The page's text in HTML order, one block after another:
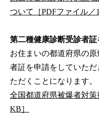
ついて［PDFファイル／
第二種健康診断受診者
お住まいの都道府県の
者証を申請をしていた
ただくことになります。
全国都道府県被爆者対
KB］